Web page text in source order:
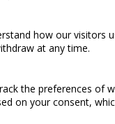
how our visitors
at any time.
the preferences of
on your consent,